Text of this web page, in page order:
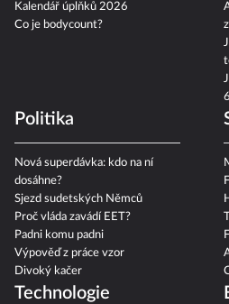
Kalendář úplňků 2026
Co je bodycount?
Politika
Nová superdávka: kdo na ní
dosáhne?
Sjezd sudetských Němců
Proč vláda zavádí EET?
Padni komu padni
Výpověď z práce vzor
Divoký kačer
Technologie